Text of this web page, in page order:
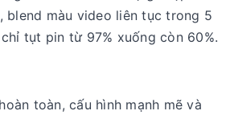
blend màu video liên tục trong 5
tụt pin từ 97% xuống còn 60%.
toàn, cấu hình mạnh mẽ và